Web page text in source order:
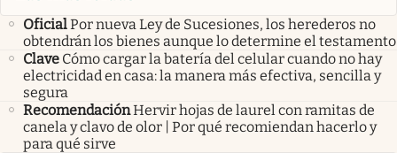
OficialPor nueva Ley de Sucesiones, los herederos no
obtendrán los bienes aunque lo determine el testamento
Clave Cómo cargar la batería del celular cuando no hay
electricidad en casa: la manera más efectiva, sencilla y
segura
RecomendaciónHervir hojas de laurel con ramitas de
canela y clavo de olor | Por qué recomiendan hacerlo y
para qué sirve